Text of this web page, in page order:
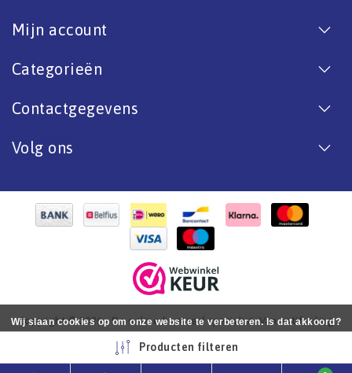
Mijn account
Categorieën
Contactgegevens
Volg ons
Copyright © 2026 - De online bootverf specialist. Van antifouling
tot aflak. - All rights reserved - RealizationInStijl Media
Producten filteren
Wij slaan cookies op om onze website te verbeteren. Is dat akkoord?
Nee Meer over cookies »